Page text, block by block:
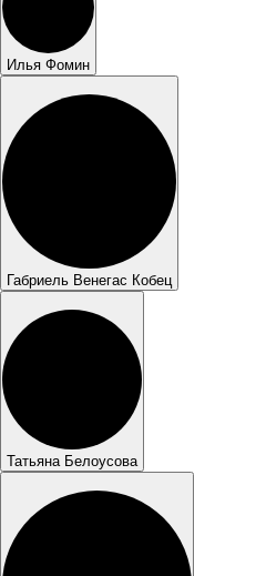
Илья Фомин
Габриель Венегас Кобец
Татьяна Белоусова